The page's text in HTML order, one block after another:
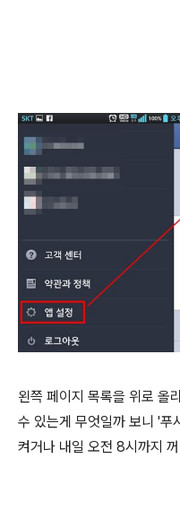
왼쯕 페이지 목록을 위로 올
수 있는게 무엇일까 보니 '푸
켜거나 내일 오전 8시까지